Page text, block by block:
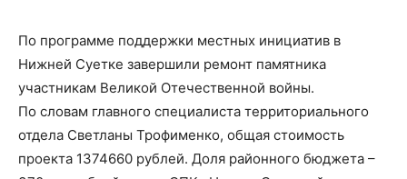
По программе поддержки местных инициатив в
Нижней Суетке завершили ремонт памятника
участникам Великой Отечественной войны.
По словам главного специалиста территориального
отдела Светланы Трофименко, общая стоимость
проекта 1374660 рублей. Доля районного бюджета –